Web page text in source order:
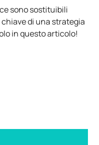
sono sostituibili
di una strategia
in questo articolo!